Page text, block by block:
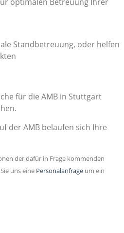
Standbetreuung, oder helfen
für die AMB in Stuttgart
der AMB belaufen sich Ihre
der dafür in Frage kommenden
uns eine Personalanfrage um ein